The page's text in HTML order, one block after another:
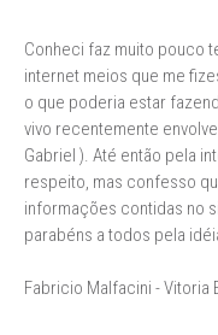
Conheci faz muito pouco
internet meios que me
o que poderia estar
vivo recentemente
Gabriel ). Até então pela
respeito, mas confesso
informações contidas no
parabéns a todos pela
Fabricio Malfacini - Vitoria